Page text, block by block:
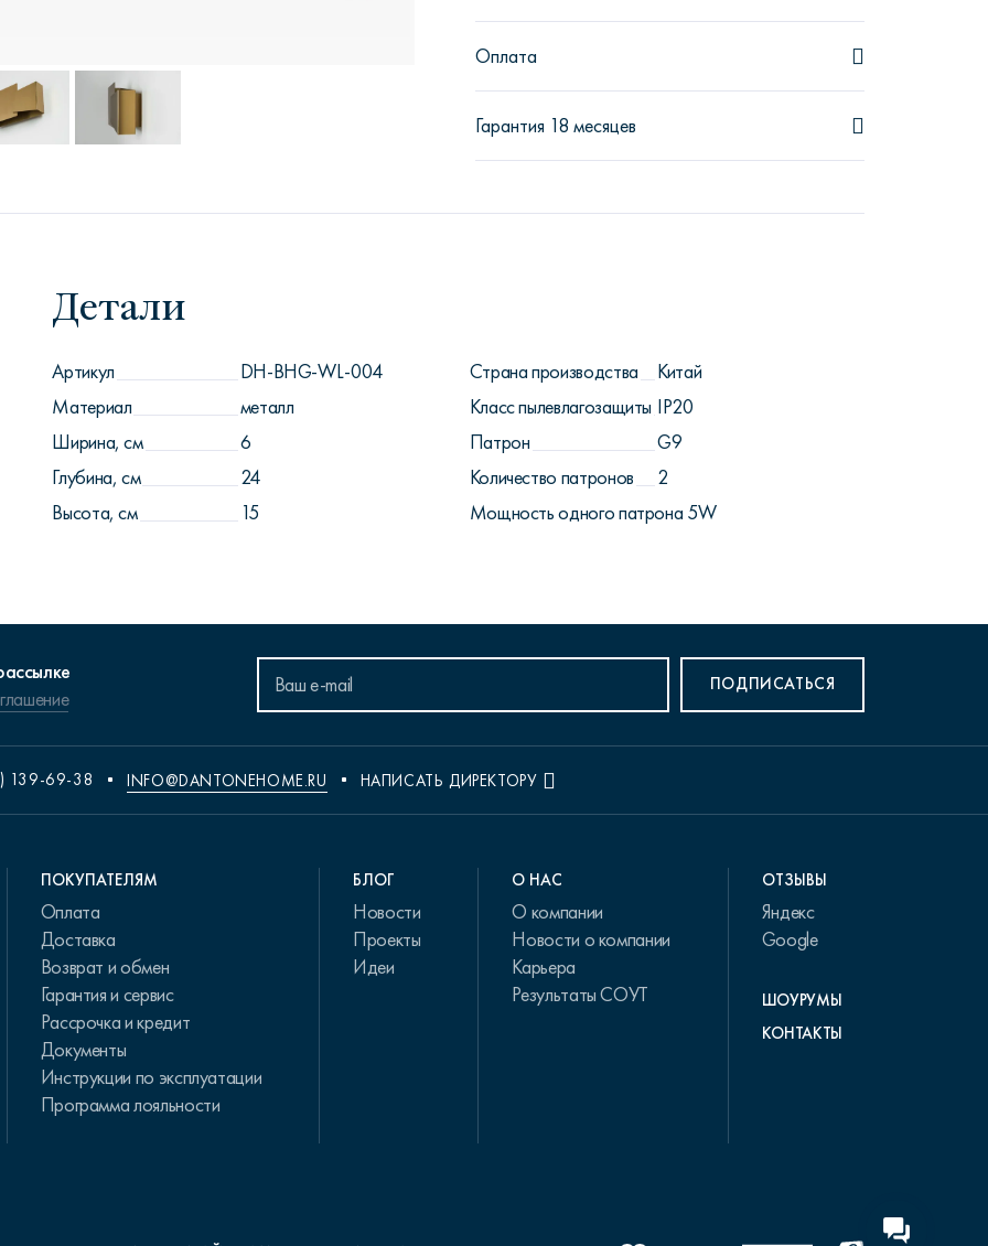
Тауэр Бэйсик №1
Оплата
Гарантия 18 месяцев
Детали
Артикул
DH-BHG-WL-004
Материал
металл
Ширина, см
6
Глубина, см
24
Высота, см
15
Страна производства
Китай
Класс пылевлагозащиты IP20
Патрон
G9
Количество патронов
2
Мощность одного патрона 5W
ПОДПИСАТЬСЯ
139-69-38 INFO@DANTONEHOME.RU НАПИСАТЬ ДИРЕКТОРУ
ПОКУПАТЕЛЯМ
Оплата
Доставка
Возврат и обмен
Гарантия и сервис
Рассрочка и кредит
Документы
Инструкции по эксплуатации
Программа лояльности
БЛОГ
Новости
Проекты
Идеи
О НАС
О компании
Новости о компании
Карьера
Результаты СОУТ
ОТЗЫВЫ
Яндекс
Google
ШОУРУМЫ
КОНТАКТЫ